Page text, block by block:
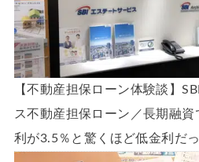
【不動産担保ローン体験談】
ス不動産担保ローン／長期融
利が3.5％と驚くほど低金利だっ